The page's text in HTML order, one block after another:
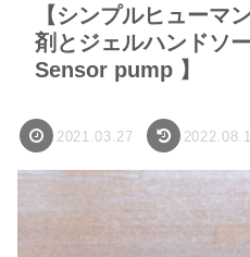
【シンプルヒューマ
剤とジェルハンドソ
Sensor pump 】
2021.03.27